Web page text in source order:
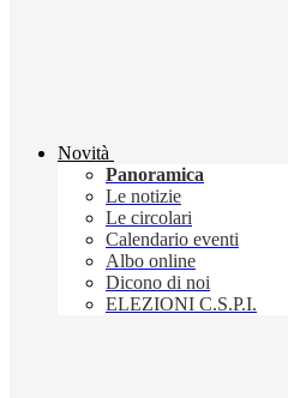
Novità
Panoramica
Le notizie
Le circolari
Calendario eventi
Albo online
Dicono di noi
ELEZIONI C.S.P.I.